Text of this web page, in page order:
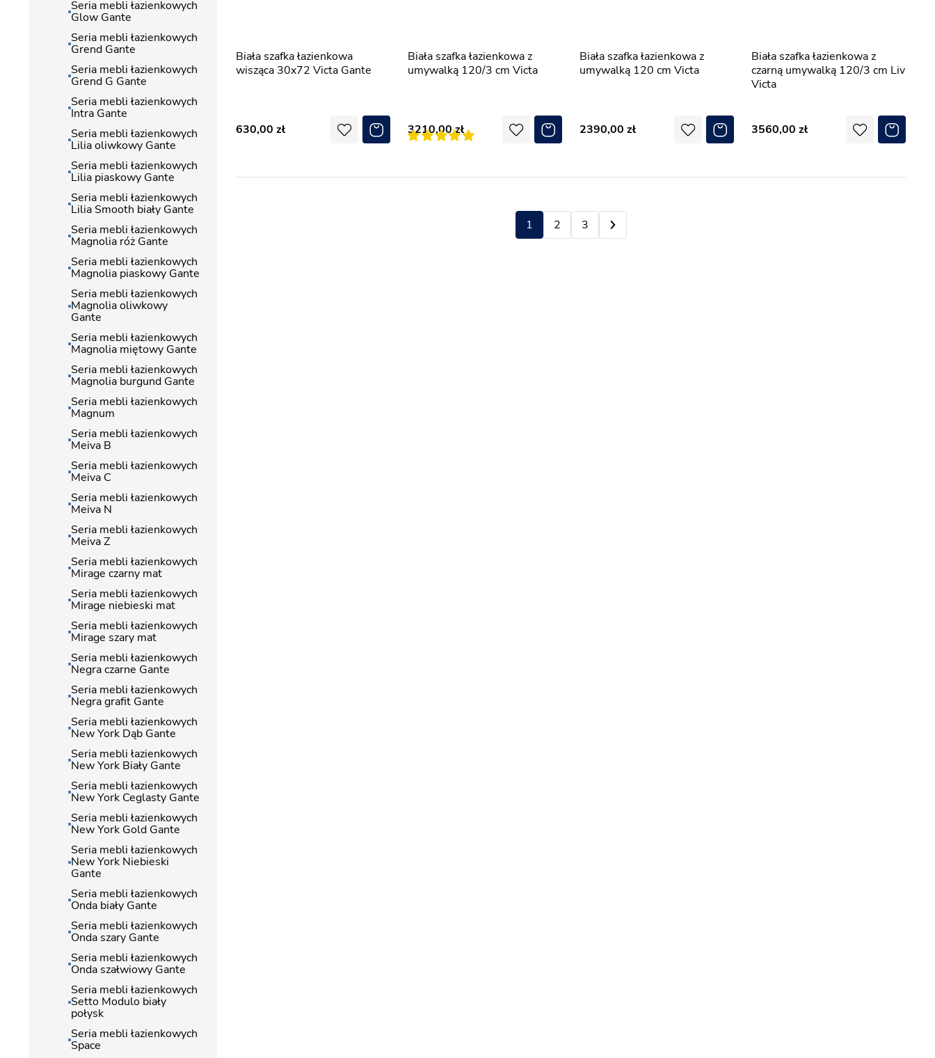
Biała szafka łazienkowa
wisząca 30x72 Victa Gante
630,00
Biała szafka łazienkowa z
umywalką 120/3 cm Victa
3210,00
Biała szafka łazienkowa z
umywalką 120 cm Victa
2390,00
Biała szafka łazienkowa z
czarną umywalką 120/3 cm Liv
Victa
3560,00
1 2 3
Seria mebli łazienkowych
Glow Gante
Seria mebli łazienkowych
Grend Gante
Seria mebli łazienkowych
Grend G Gante
Seria mebli łazienkowych
Intra Gante
Seria mebli łazienkowych
Lilia oliwkowy Gante
Seria mebli łazienkowych
Lilia piaskowy Gante
Seria mebli łazienkowych
Lilia Smooth biały Gante
Seria mebli łazienkowych
Magnolia róż Gante
Seria mebli łazienkowych
Magnolia piaskowy Gante
Seria mebli łazienkowych
Magnolia oliwkowy
Gante
Seria mebli łazienkowych
Magnolia miętowy Gante
Seria mebli łazienkowych
Magnolia burgund Gante
Seria mebli łazienkowych
Magnum
Seria mebli łazienkowych
Meiva B
Seria mebli łazienkowych
Meiva C
Seria mebli łazienkowych
Meiva N
Seria mebli łazienkowych
Meiva Z
Seria mebli łazienkowych
Mirage czarny mat
Seria mebli łazienkowych
Mirage niebieski mat
Seria mebli łazienkowych
Mirage szary mat
Seria mebli łazienkowych
Negra czarne Gante
Seria mebli łazienkowych
Negra grafit Gante
Seria mebli łazienkowych
New York Dąb Gante
Seria mebli łazienkowych
New York Biały Gante
Seria mebli łazienkowych
New York Ceglasty Gante
Seria mebli łazienkowych
New York Gold Gante
Seria mebli łazienkowych
New York Niebieski
Gante
Seria mebli łazienkowych
Onda biały Gante
Seria mebli łazienkowych
Onda szary Gante
Seria mebli łazienkowych
Onda szałwiowy Gante
Seria mebli łazienkowych
Setto Modulo biały
połysk
Seria mebli łazienkowych
Space